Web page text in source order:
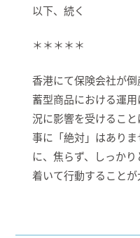
以下、続く
＊＊＊＊＊
香港にて保険会社が
蓄型商品における運
況に影響を受けるこ
事に「絶対」はあり
に、焦らず、しっか
着いて行動することが